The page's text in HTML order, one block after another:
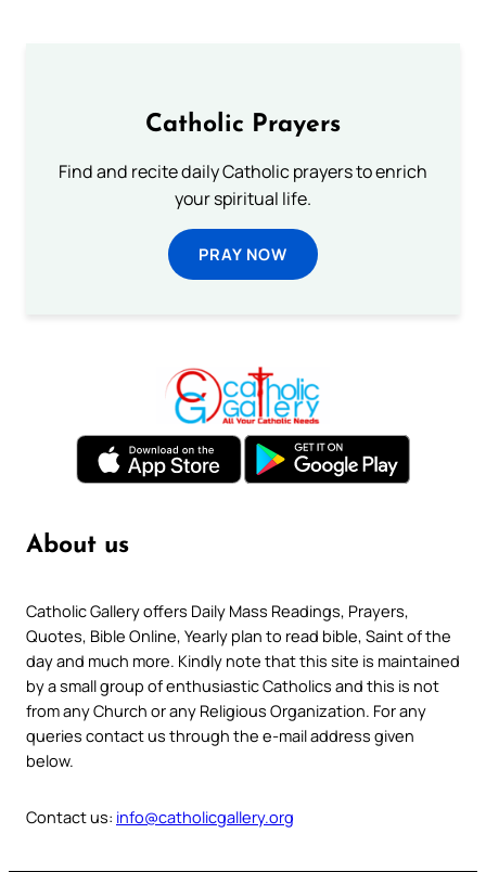
Catholic Prayers
Find and recite daily Catholic prayers to enrich
your spiritual life.
PRAY NOW
About us
Catholic Gallery offers Daily Mass Readings, Prayers,
Quotes, Bible Online, Yearly plan to read bible, Saint of the
day and much more. Kindly note that this site is maintained
by a small group of enthusiastic Catholics and this is not
from any Church or any Religious Organization. For any
queries contact us through the e-mail address given
below.
Contact us: info@catholicgallery.org